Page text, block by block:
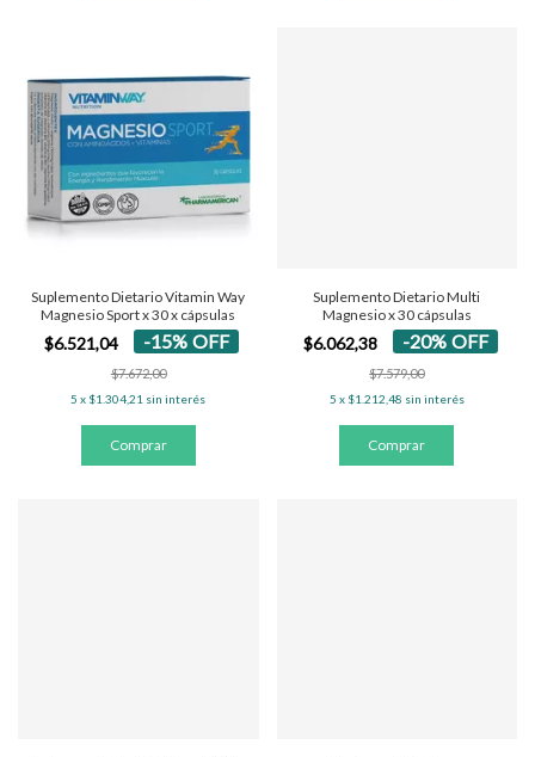
Suplemento Dietario Vitamin Way
Magnesio Sport x 30 x cápsulas
$6.521,04 -15%OFF
$7.672,00
5 x $1.304,21 sin interés
Suplemento Dietario Multi
Magnesio x 30 cápsulas
$6.062,38 -20% OFF
$7.579,00
5 x $1.212,48 sin interés